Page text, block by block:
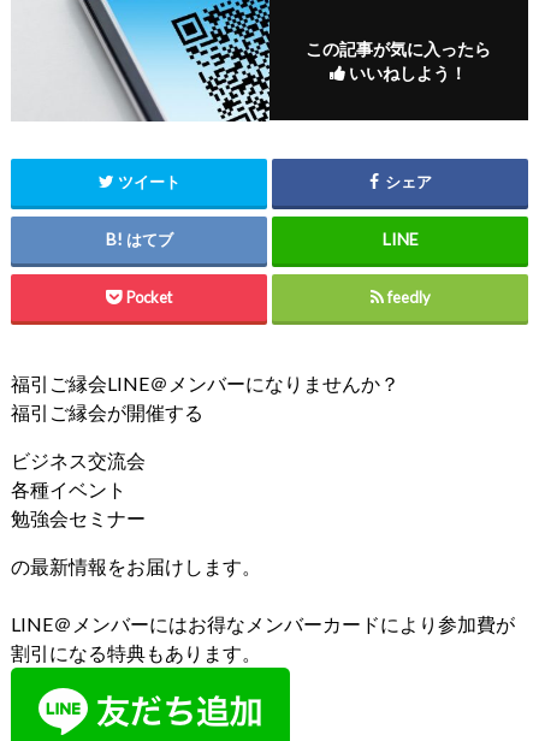
この記事が気に入ったら
いいねしよう！
ツイート シェア
はてブ
Pocket feedly
福引ご縁会LINE＠メンバーになりませんか？
福引ご縁会が開催する
ビジネス交流会
各種イベント
勉強会セミナー
の最新情報をお届けします。
LINE＠メンバーにはお得なメンバーカードにより参加費が
割引になる特典もあります。